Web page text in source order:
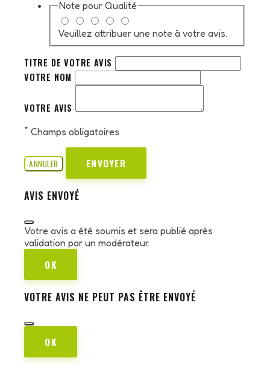
Note pour Qualité
Veuillez attribuer une note à votre avis.
TITRE DE VOTRE AVIS
VOTRE NOM
VOTRE AVIS
* Champs obligatoires
ANNULER ENVOYER
AVIS ENVOYÉ
Votre avis a été soumis et sera publié après
validation par un modérateur.
OK
VOTRE AVIS NE PEUT PAS ÊTRE ENVOYÉ
OK